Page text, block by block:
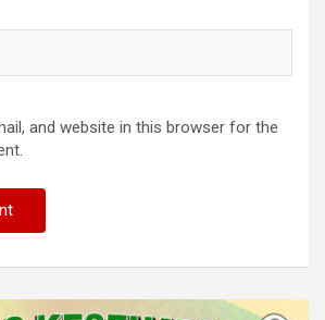
and website in this browser for the